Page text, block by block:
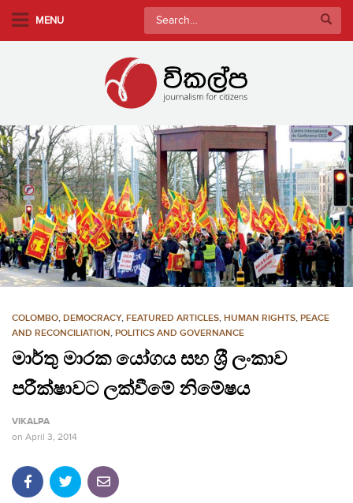
m
a
i
n
c
o
n
t
e
MENU
Search
for:
COLOMBO, DEMOCRACY, FEATURED ARTICLES, HUMAN RIGHTS, PEACE
AND RECONCILIATION, POLITICS AND GOVERNANCE
මාර්තු මාරක යෝගය සහ ශ‍්‍රී ලංකාව
පරීක්ෂාවට ලක්වීමේ නිමේෂය
VIKALPA
on April 3, 2014